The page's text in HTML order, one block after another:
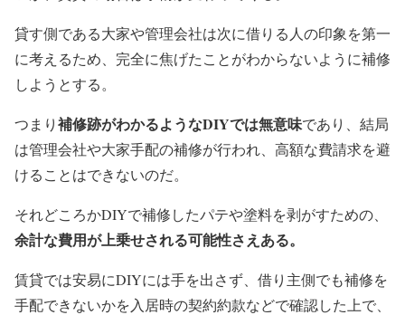
貸す側である大家や管理会社は次に借りる人の印象を第一
に考えるため、完全に焦げたことがわからないように補修
しようとする。
つまり補修跡がわかるようなDIYでは無意味であり、結局
は管理会社や大家手配の補修が行われ、高額な費請求を避
けることはできないのだ。
それどころかDIYで補修したパテや塗料を剥がすための、
余計な費用が上乗せされる可能性さえある。
賃貸では安易にDIYには手を出さず、借り主側でも補修を
手配できないかを入居時の契約約款などで確認した上で、